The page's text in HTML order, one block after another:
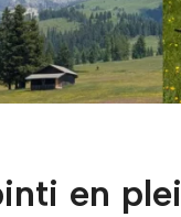
en